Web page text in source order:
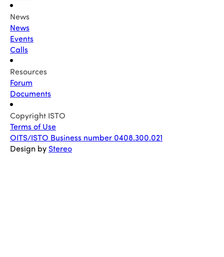
News
News
Events
Calls
Resources
Forum
Documents
Copyright ISTO
Terms of Use
OITS/ISTO Business number 0408.300.021
Design by Stereo